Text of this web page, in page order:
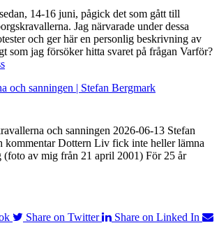
14-16 juni, pågick det som gått till
Jag närvarade under dessa
och ger här en personlig beskrivning av
som jag försöker hitta svaret på frågan Varför?
och sanningen | Stefan Bergmark
och sanningen 2026-06-13 Stefan
kommentar Dottern Liv fick inte heller lämna
(foto av mig från 21 april 2001) För 25 år
Share on Twitter
Share on Linked In